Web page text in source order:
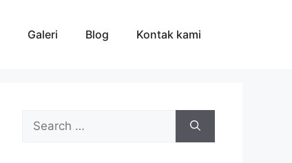
Galeri Blog Kontak kami
Search
for: